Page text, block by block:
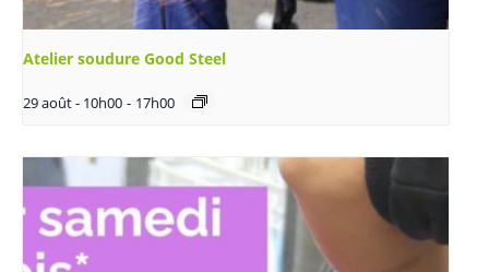
Atelier soudure Good Steel
29 août - 10h00 - 17h00